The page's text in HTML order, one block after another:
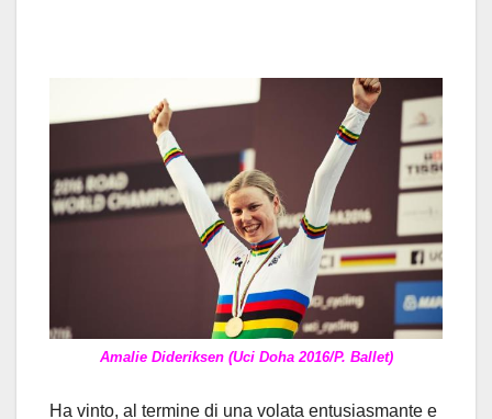
Amalie Dideriksen (Uci Doha 2016/P. Ballet)
Ha vinto, al termine di una volata entusiasmante e